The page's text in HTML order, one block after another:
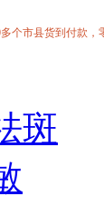
个市县货到付款，
斑